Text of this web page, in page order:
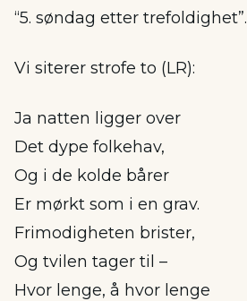
“5. søndag etter trefoldighet”.
Vi siterer strofe to (LR):
Ja natten ligger over
Det dype folkehav,
Og i de kolde bårer
Er mørkt som i en grav.
Frimodigheten brister,
Og tvilen tager til –
Hvor lenge, å hvor lenge